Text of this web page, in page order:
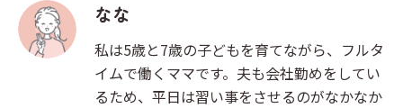
なな
私は5歳と7歳の子どもを育てながら、フルタ
イムで働くママです。夫も会社勤めをしてい
るため、平日は習い事をさせるのがなかなか